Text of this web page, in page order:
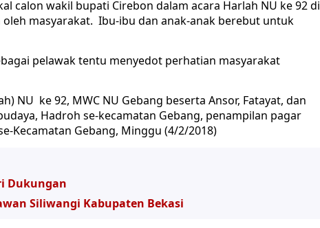
calon wakil bupati Cirebon dalam acara Harlah NU ke 92 di
masyarakat. Ibu-ibu dan anak-anak berebut untuk
pelawak tentu menyedot perhatian masyarakat
NU ke 92, MWC NU Gebang beserta Ansor, Fatayat, dan
Hadroh se-kecamatan Gebang, penampilan pagar
Kecamatan Gebang, Minggu (4/2/2018)
Dukungan
Siliwangi Kabupaten Bekasi